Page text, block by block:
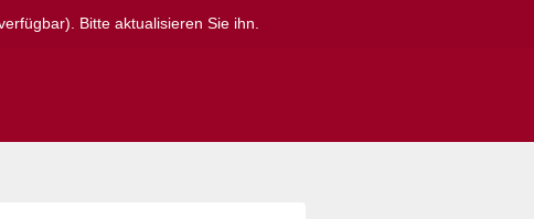
Bitte aktualisieren Sie ihn.